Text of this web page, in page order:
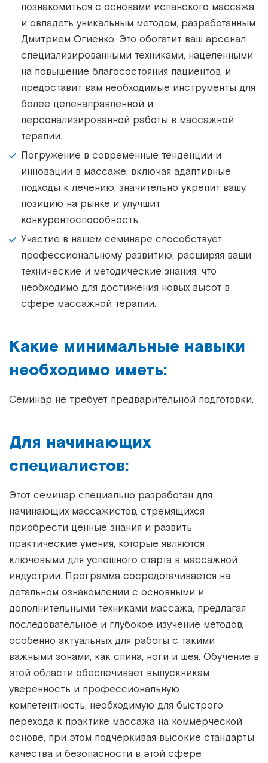
познакомиться с основами испанского массажа
и овладеть уникальным методом, разработанным
Дмитрием Огиенко. Это обогатит ваш арсенал
специализированными техниками, нацеленными
на повышение благосостояния пациентов, и
предоставит вам необходимые инструменты для
более целенаправленной и
персонализированной работы в массажной
терапии.
Погружение в современные тенденции и
инновации в массаже, включая адаптивные
подходы к лечению, значительно укрепит вашу
позицию на рынке и улучшит
конкурентоспособность.
Участие в нашем семинаре способствует
профессиональному развитию, расширяя ваши
технические и методические знания, что
необходимо для достижения новых высот в
сфере массажной терапии.
Какие минимальные навыки
необходимо иметь:
Семинар не требует предварительной подготовки.
Для начинающих
специалистов:
Этот семинар специально разработан для
начинающих массажистов, стремящихся
приобрести ценные знания и развить
практические умения, которые являются
ключевыми для успешного старта в массажной
индустрии. Программа сосредотачивается на
детальном ознакомлении с основными и
дополнительными техниками массажа, предлагая
последовательное и глубокое изучение методов,
особенно актуальных для работы с такими
важными зонами, как спина, ноги и шея. Обучение в
этой области обеспечивает выпускникам
уверенность и профессиональную
компетентность, необходимую для быстрого
перехода к практике массажа на коммерческой
основе, при этом подчеркивая высокие стандарты
качества и безопасности в этой сфере